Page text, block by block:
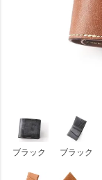
ブラック ブラック